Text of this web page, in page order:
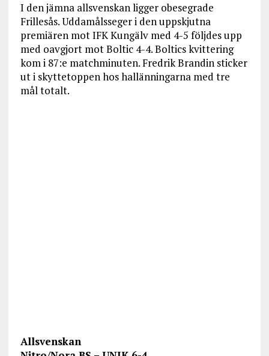
I den jämna allsvenskan ligger obesegrade
Frillesås. Uddamålsseger i den uppskjutna
premiären mot IFK Kungälv med 4-5 följdes upp
med oavgjort mot Boltic 4-4. Boltics kvittering
kom i 87:e matchminuten. Fredrik Brandin sticker
ut i skyttetoppen hos hallänningarna med tre
mål totalt.
Allsvenskan